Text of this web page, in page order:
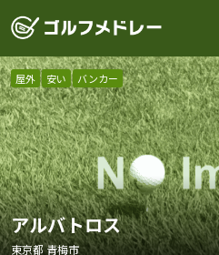
屋外 安い バンカー
アルバトロス
東京都青梅市